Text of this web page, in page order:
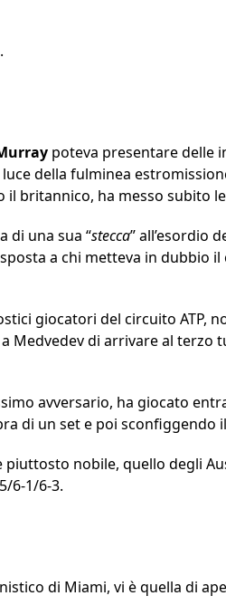
poteva presentare delle
della fulminea
il britannico, ha messo subito
di una sua “stecca” all’esordio
a chi metteva in dubbio
giocatori del circuito ATP,
Medvedev di arrivare al
avversario, ha giocato
di un set e poi sconfiggendo
piuttosto nobile, quello degli
6-1/6-3.
di Miami, vi è quella di